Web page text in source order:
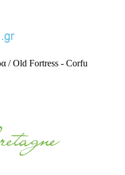
/ Old Fortress - Corfu